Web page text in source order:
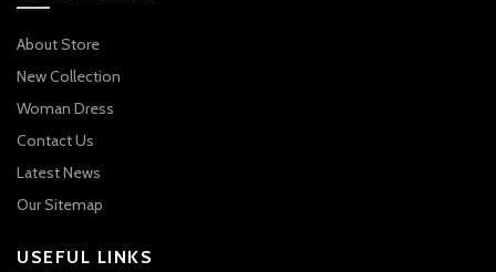
About Store
New Collection
Woman Dress
Contact Us
Latest News
Our Sitemap
USEFUL LINKS